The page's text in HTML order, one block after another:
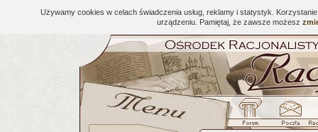
Używamy cookies w celach świadczenia usług, reklamy i statystyk.
urządzeniu. Pamiętaj, że zawsze możesz